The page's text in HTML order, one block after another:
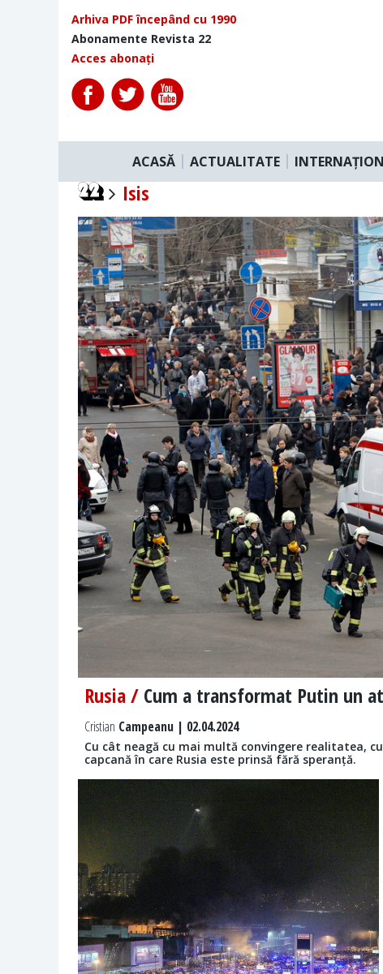
Arhiva PDF începând cu 1990
Abonamente Revista 22
Acces abonați
ACASĂ ACTUALITATE
Isis
Rusia / Cum a transformat Putin un
Cristian Campeanu | 02.04.2024
Cu cât neagă cu mai multă convingere realitatea,
capcană în care Rusia este prinsă fără speranță.